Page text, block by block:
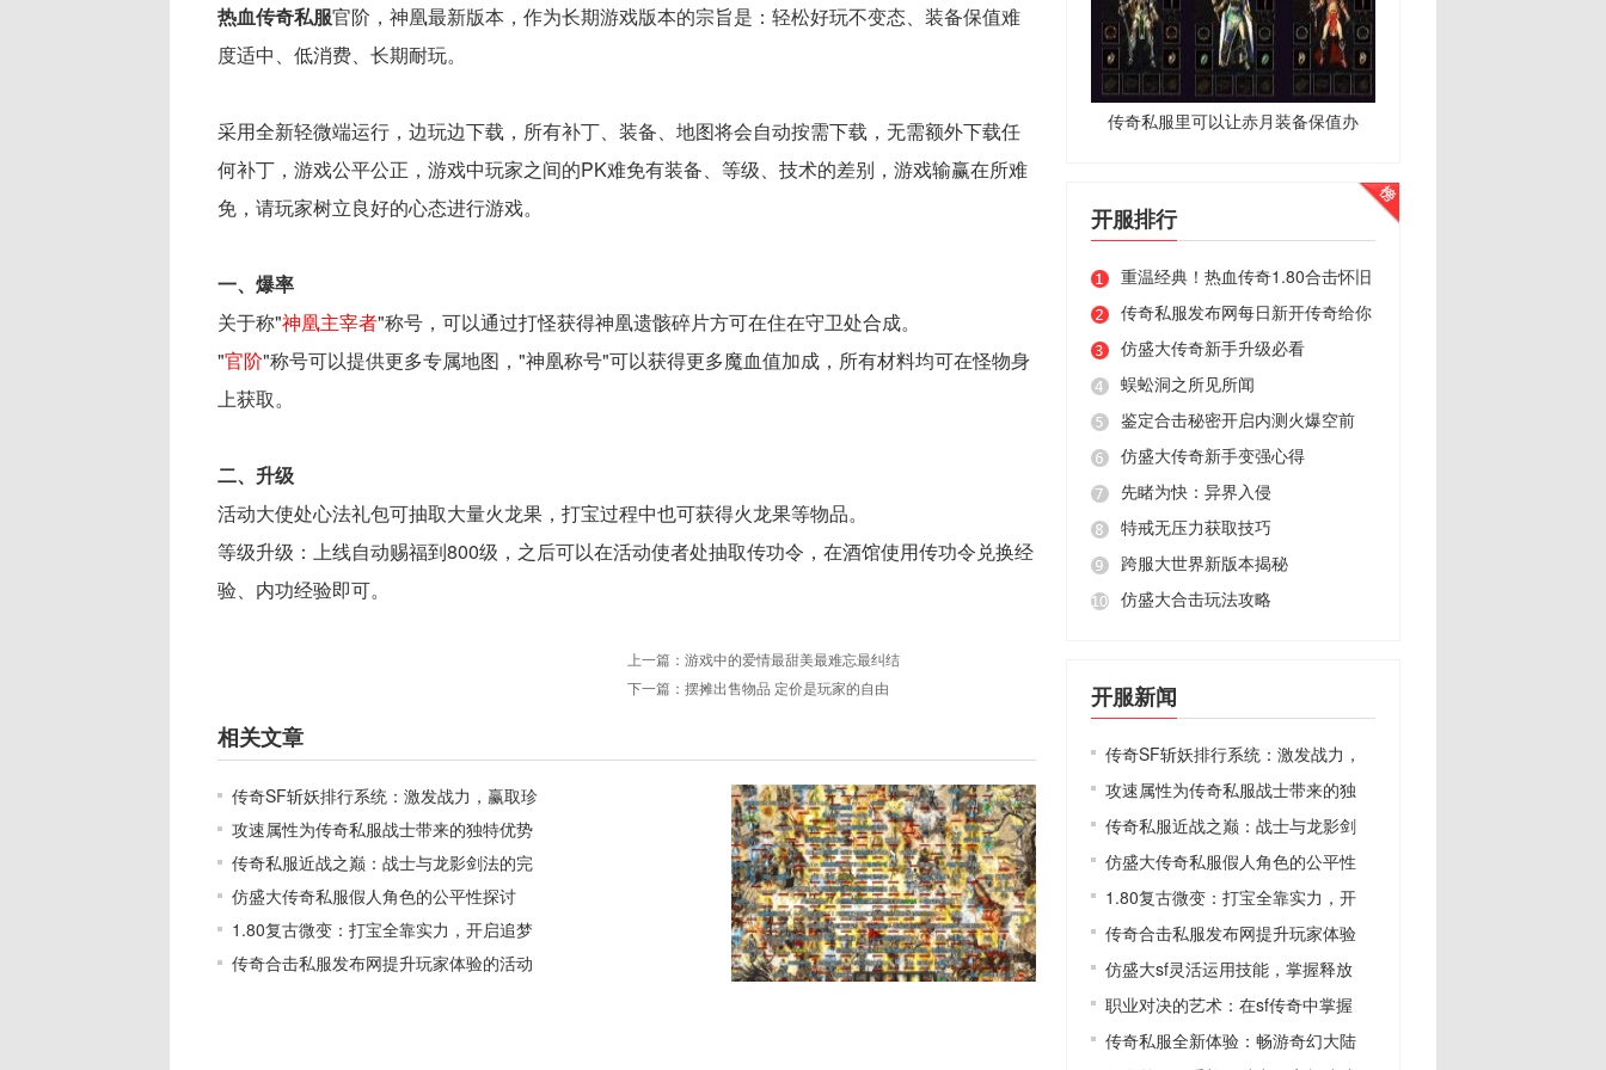
热血传奇私服官阶，神凰最新版本，作为长期游戏版本的宗旨是：轻松好玩不变态、装备保值难
度适中、低消费、长期耐玩。
采用全新轻微端运行，边玩边下载，所有补丁、装备、地图将会自动按需下载，无需额外下载任
何补丁，游戏公平公正，游戏中玩家之间的PK难免有装备、等级、技术的差别，游戏输赢在所难
免，请玩家树立良好的心态进行游戏。
一、爆率
关于称"神凰主宰者"称号，可以通过打怪获得神凰遗骸碎片方可在住在守卫处合成。
"官阶"称号可以提供更多专属地图，"神凰称号"可以获得更多魔血值加成，所有材料均可在怪物身
上获取。
二、升级
活动大使处心法礼包可抽取大量火龙果，打宝过程中也可获得火龙果等物品。
等级升级：上线自动赐福到800级，之后可以在活动使者处抽取传功令，在酒馆使用传功令兑换经
验、内功经验即可。
上一篇： 游戏中的爱情最甜美最难忘最纠结
下一篇： 摆摊出售物品 定价是玩家的自由
相关文章
传奇SF斩妖排行系统：激发战力，赢取珍
攻速属性为传奇私服战士带来的独特优势
传奇私服近战之巅：战士与龙影剑法的完
仿盛大传奇私服假人角色的公平性探讨
1.80复古微变：打宝全靠实力，开启追梦
传奇合击私服发布网提升玩家体验的活动
传奇私服里可以让赤月装备保值办
开服排行
重温经典！热血传奇1.80合击怀旧
传奇私服发布网每日新开传奇给你
仿盛大传奇新手升级必看
蜈蚣洞之所见所闻
鉴定合击秘密开启内测火爆空前
仿盛大传奇新手变强心得
先睹为快：异界入侵
特戒无压力获取技巧
跨服大世界新版本揭秘
仿盛大合击玩法攻略
开服新闻
传奇SF斩妖排行系统：激发战力，
攻速属性为传奇私服战士带来的独
传奇私服近战之巅：战士与龙影剑
仿盛大传奇私服假人角色的公平性
1.80复古微变：打宝全靠实力，开
传奇合击私服发布网提升玩家体验
仿盛大sf灵活运用技能，掌握释放
职业对决的艺术：在sf传奇中掌握
传奇私服全新体验：畅游奇幻大陆